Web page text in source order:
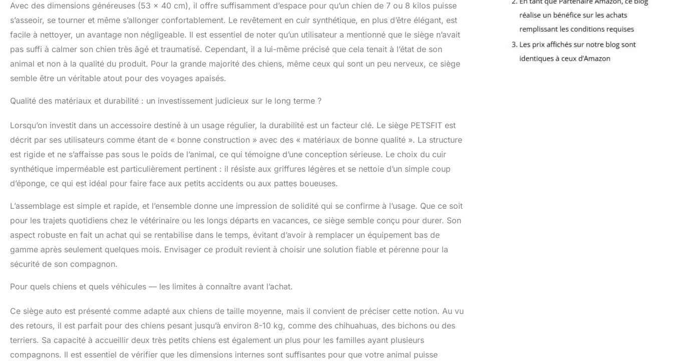
Avec des dimensions généreuses (53 x 40 cm), il offre suffisamment d’espace pour qu’un chien de 7 ou 8 kilos puisse
s’asseoir, se tourner et même s’allonger confortablement. Le revêtement en cuir synthétique, en plus d’être élégant, est
facile à nettoyer, un avantage non négligeable. Il est essentiel de noter qu’un utilisateur a mentionné que le siège n’avait
pas suffi à calmer son chien très âgé et traumatisé. Cependant, il a lui-même précisé que cela tenait à l’état de son
animal et non à la qualité du produit. Pour la grande majorité des chiens, même ceux qui sont un peu nerveux, ce siège
semble être un véritable atout pour des voyages apaisés.
Qualité des matériaux et durabilité : un investissement judicieux sur le long terme ?
Lorsqu’on investit dans un accessoire destiné à un usage régulier, la durabilité est un facteur clé. Le siège PETSFIT est
décrit par ses utilisateurs comme étant de « bonne construction » avec des « matériaux de bonne qualité ». La structure
est rigide et ne s’affaisse pas sous le poids de l’animal, ce qui témoigne d’une conception sérieuse. Le choix du cuir
synthétique imperméable est particulièrement pertinent : il résiste aux griffures légères et se nettoie d’un simple coup
d’éponge, ce qui est idéal pour faire face aux petits accidents ou aux pattes boueuses.
L’assemblage est simple et rapide, et l’ensemble donne une impression de solidité qui se confirme à l’usage. Que ce soit
pour les trajets quotidiens chez le vétérinaire ou les longs départs en vacances, ce siège semble conçu pour durer. Son
aspect robuste en fait un achat qui se rentabilise dans le temps, évitant d’avoir à remplacer un équipement bas de
gamme après seulement quelques mois. Envisager ce produit revient à choisir une solution fiable et pérenne pour la
sécurité de son compagnon.
Pour quels chiens et quels véhicules — les limites à connaître avant l’achat.
Ce siège auto est présenté comme adapté aux chiens de taille moyenne, mais il convient de préciser cette notion. Au vu
des retours, il est parfait pour des chiens pesant jusqu’à environ 8-10 kg, comme des chihuahuas, des bichons ou des
terriers. Sa capacité à accueillir deux très petits chiens est également un plus pour les familles ayant plusieurs
compagnons. Il est essentiel de vérifier que les dimensions internes sont suffisantes pour que votre animal puisse